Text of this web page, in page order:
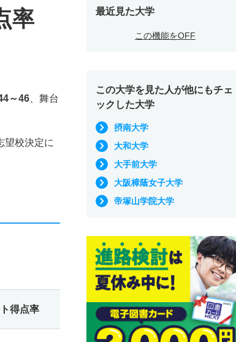
率
～46 、舞台
望校決定に
得点率
最近見た大学
この機能をOFF
この大学を見た人が他にもチェ
ックした大学
摂南大学
大和大学
大手前大学
大阪樟蔭女子大学
帝塚山学院大学